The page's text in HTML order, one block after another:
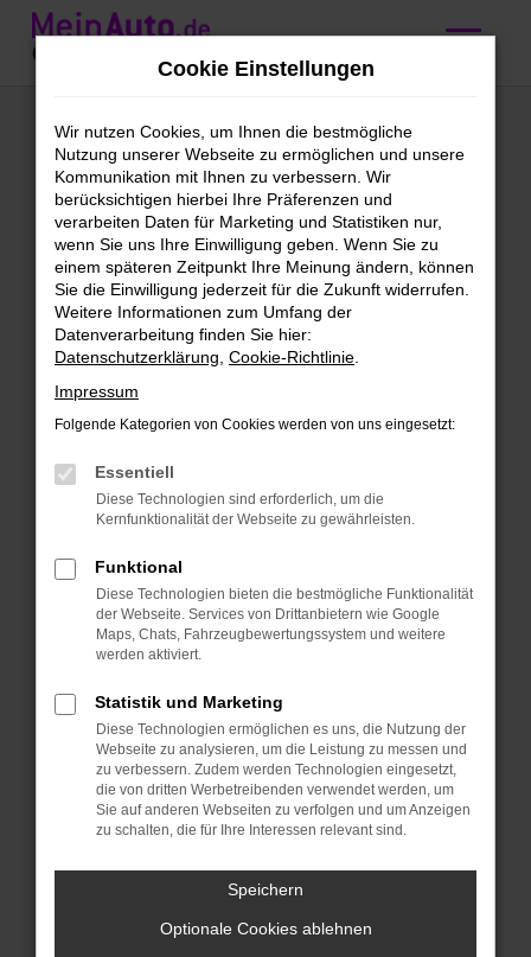
Zum
Hauptinhalt
Mercedes-Benz A
180
Gebrauchtwagen
kaufen mit
Lieferservice nach
Regensburg
Mercedes-Benz A 180
Gebrauchtwagen – direkt zu dir
nach Regensburg
dieser Gelegenheit kannst du dich gleich
bei unseren Mercedes-Benz A 180
Gebrauchtwagen umsehen und das
passende Fahrzeug für dich finden.
Umgebung kommst, laden wir dich
herzlich zu uns nach Garching ein. Das
liegt bei München und ist über die
Autobahn perfekt zu erreichen. Keine
Zeit? Keine Lust? Kein Problem! Wir
Regensburg und auf Wunsch vor deine
Haustür. Auch für den Autokauf
Cookie Einstellungen
Wir nutzen Cookies, um Ihnen die bestmögliche
Nutzung unserer Webseite zu ermöglichen und unsere
Kommunikation mit Ihnen zu verbessern. Wir
berücksichtigen hierbei Ihre Präferenzen und
verarbeiten Daten für Marketing und Statistiken nur,
wenn Sie uns Ihre Einwilligung geben. Wenn Sie zu
einem späteren Zeitpunkt Ihre Meinung ändern, können
Sie die Einwilligung jederzeit für die Zukunft widerrufen.
Weitere Informationen zum Umfang der
Datenverarbeitung finden Sie hier:
Datenschutzerklärung Cookie-Richtlinie
Impressum
Folgende Kategorien von Cookies werden von uns eingesetzt:
Essentiell
Diese Technologien sind erforderlich, um die
Kernfunktionalität der Webseite zu gewährleisten.
Funktional
Diese Technologien bieten die bestmögliche Funktionalität
der Webseite. Services von Drittanbietern wie Google
Maps, Chats, Fahrzeugbewertungssystem und weitere
werden aktiviert.
Statistik und Marketing
Diese Technologien ermöglichen es uns, die Nutzung der
Webseite zu analysieren, um die Leistung zu messen und
zu verbessern. Zudem werden Technologien eingesetzt,
die von dritten Werbetreibenden verwendet werden, um
Sie auf anderen Webseiten zu verfolgen und um Anzeigen
zu schalten, die für Ihre Interessen relevant sind.
Speichern
Optionale Cookies ablehnen